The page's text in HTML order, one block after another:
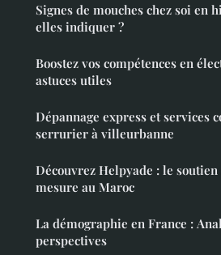
Signes de mouches chez soi en
elles indiquer ?
Boostez vos compétences en
astuces utiles
Dépannage express et services
serrurier à villeurbanne
Découvrez Helpyade : le
mesure au Maroc
La démographie en France :
perspectives